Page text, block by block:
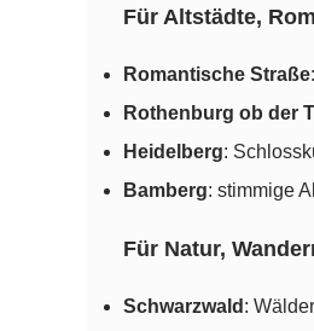
Für Altstädte,
Romantische Straße
Rothenburg ob der
Heidelberg:
Bamberg: stimmige
Für Natur,
Schwarzwald :